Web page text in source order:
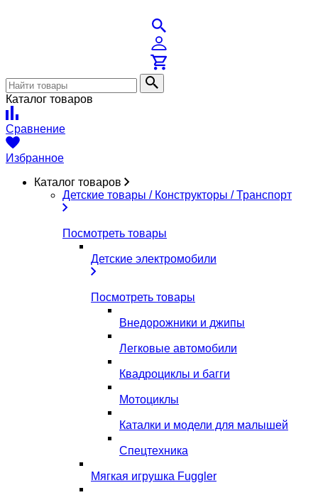
Каталог товаров
Сравнение
Избранное
Каталог товаров
Детские товары / Конструкторы / Транспорт
Посмотреть товары
Детские электромобили
Посмотреть товары
Внедорожники и джипы
Легковые автомобили
Квадроциклы и багги
Мотоциклы
Каталки и модели для малышей
Спецтехника
Мягкая игрушка Fuggler